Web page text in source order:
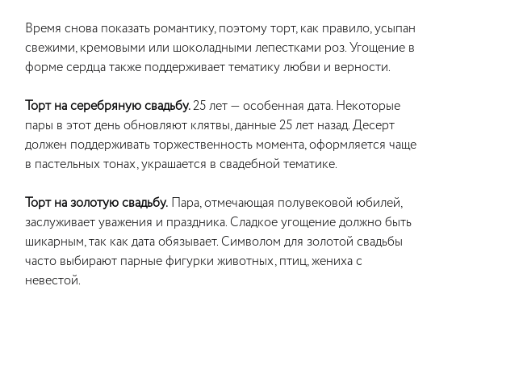
Время снова показать романтику, поэтому торт, как правило, усыпан
свежими, кремовыми или шоколадными лепестками роз. Угощение в
форме сердца также поддерживает тематику любви и верности.
Торт на серебряную свадьбу.25 лет — особенная дата. Некоторые
пары в этот день обновляют клятвы, данные 25 лет назад. Десерт
должен поддерживать торжественность момента, оформляется чаще
в пастельных тонах, украшается в свадебной тематике.
Торт на золотую свадьбу. Пара, отмечающая полувековой юбилей,
заслуживает уважения и праздника. Сладкое угощение должно быть
шикарным, так как дата обязывает. Символом для золотой свадьбы
часто выбирают парные фигурки животных, птиц, жениха с
невестой.